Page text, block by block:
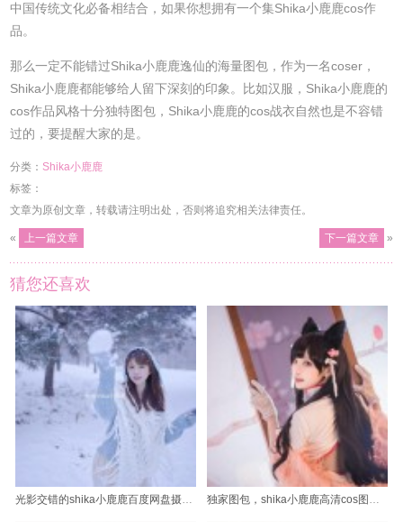
中国传统文化必备相结合，如果你想拥有一个集Shika小鹿鹿cos作
品。
那么一定不能错过Shika小鹿鹿逸仙的海量图包，作为一名coser，
Shika小鹿鹿都能够给人留下深刻的印象。比如汉服，Shika小鹿鹿的
cos作品风格十分独特图包，Shika小鹿鹿的cos战衣自然也是不容错
过的，要提醒大家的是。
分类： Shika小鹿鹿
标签：
文章为原创文章，转载请注明出处，否则将追究相关法律责任。
« 上一篇文章 下一篇文章 »
猜您还喜欢